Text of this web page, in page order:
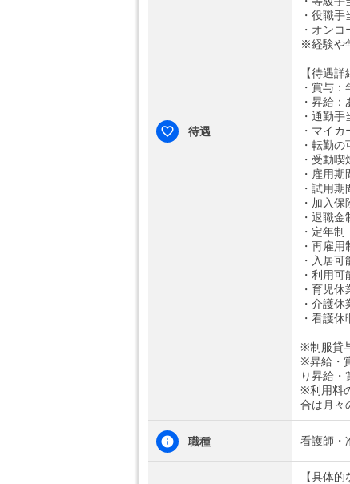
待遇
・役職
・オン
※経験や
【待遇詳
・賞与：
・昇給：
・通勤
・マイ
・転勤
・受動
・雇用
・試用
・加入
・退職
・定年制
・再雇用
・入居
・利用
・育児
・介護
・看護
※制服貸
※昇給・
り昇給・
※利用料
合は月々
職種 看護師・
【具体的